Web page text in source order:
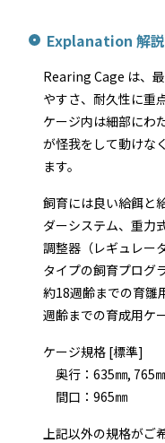
Explanation 解説
Rearing Cage は、
やすさ、耐久性に重
ケージ内は細部にわ
が怪我をして動けな
ます。
飼育には良い給餌と
ダーシステム、重力
調整器（レギュレー
タイプの飼育プログ
約18週齢までの育雛
週齢までの育成用ケ
ケージ規格 [標準]
奥行：635㎜, 765
間口：965㎜
上記以外の規格がご